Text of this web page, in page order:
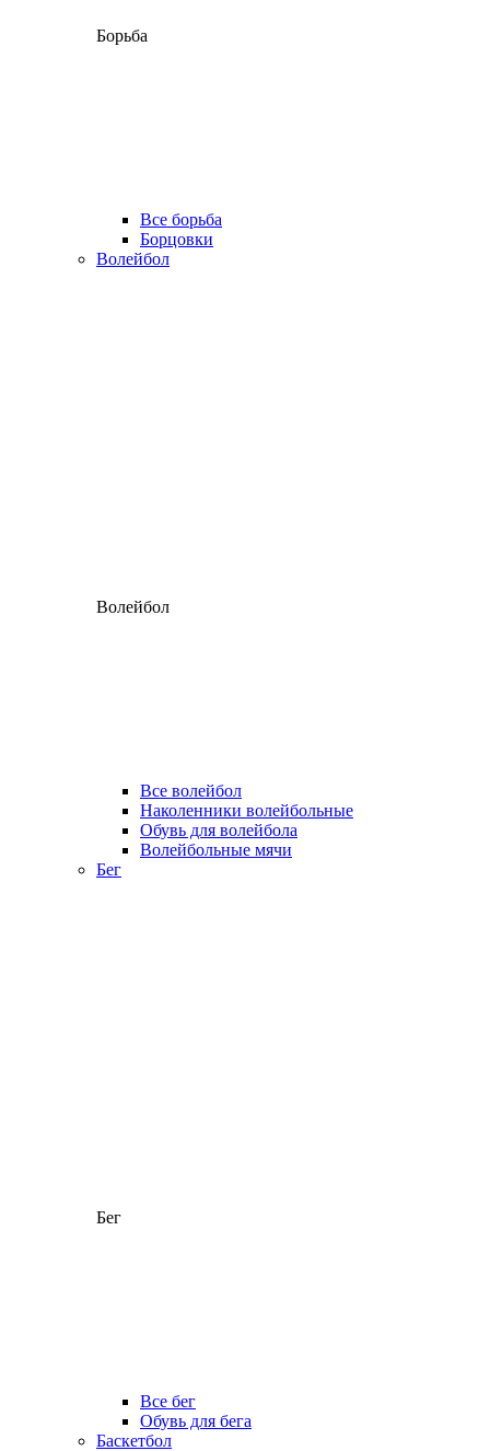
Борьба
Все борьба
Борцовки
Волейбол
Волейбол
Все волейбол
Наколенники волейбольные
Обувь для волейбола
Волейбольные мячи
Бег
Бег
Все бег
Обувь для бега
Баскетбол